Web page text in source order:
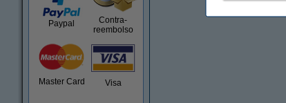
Paypal
Contra-
reembolso
Master Card Visa